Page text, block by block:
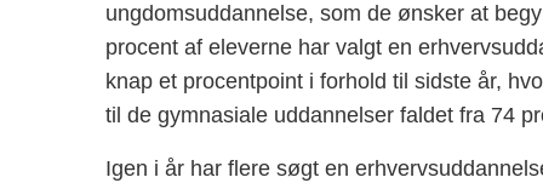
ungdomsuddannelse, som de ønsker at
procent af eleverne har valgt en
knap et procentpoint i forhold til sidste år,
til de gymnasiale uddannelser faldet fra 74
Igen i år har flere søgt en